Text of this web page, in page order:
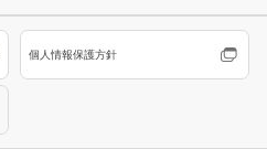
個人情報保護方針